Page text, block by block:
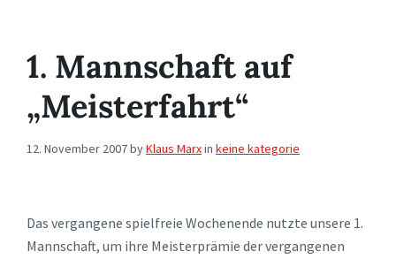
1. Mannschaft auf
„Meisterfahrt“
12. November 2007byKlaus Marxin keine kategorie
Das vergangene spielfreie Wochenende nutzte unsere 1.
Mannschaft, um ihre Meisterprämie der vergangenen